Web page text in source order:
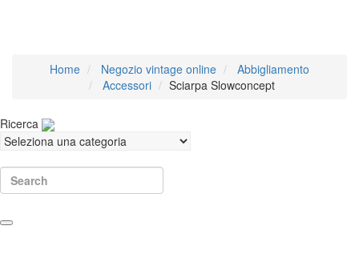
Home Negozio vintage online
Abbigliamento
Accessori
Sciarpa Slowconcept
Ricerca
Search